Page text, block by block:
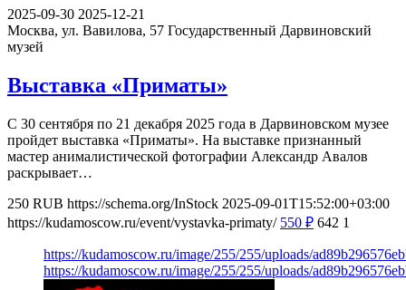
2025-09-30 2025-12-21
Москва, ул. Вавилова, 57 Государственный Дарвиновский
музей
Выставка «Приматы»
С 30 сентября по 21 декабря 2025 года в Дарвиновском музее
пройдет выставка «Приматы». На выставке признанный
мастер анималистической фотографии Александр Авалов
раскрывает…
250 RUB https://schema.org/InStock 2025-09-01T15:52:00+03:00
https://kudamoscow.ru/event/vystavka-primaty/ 550 ₽ 642 1
https://kudamoscow.ru/image/255/255/uploads/
https://kudamoscow.ru/image/255/255/uploads/